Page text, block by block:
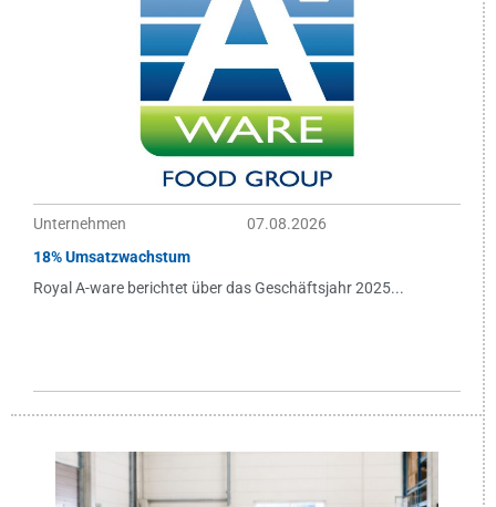
Unternehmen
07.08.2026
18% Umsatzwachstum
Royal A-ware berichtet über das Geschäftsjahr 2025...